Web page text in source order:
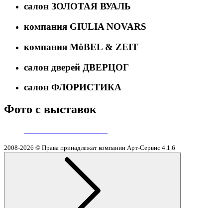
салон ЗОЛОТАЯ ВУАЛЬ
компания GIULIA NOVARS
компания MöBEL & ZEIT
салон дверей ДВЕРЦОГ
салон ФЛОРИСТИКА
Фото с выставок
2008-2026 © Права принадлежат компании Арт-Сервис 4.1.6